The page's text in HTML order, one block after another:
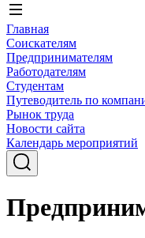
Главная
Соискателям
Предпринимателям
Работодателям
Студентам
Путеводитель по
Рынок труда
Новости сайта
Календарь мероприятий